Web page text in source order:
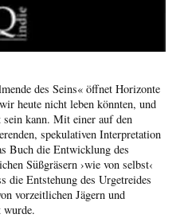
des Seins« öffnet Horizonte
heute nicht leben könnten, und
kann. Mit einer auf den
spekulativen Interpretation
Buch die Entwicklung des
Süßgräsern ›wie von selbst‹
die Entstehung des Urgetreides
vorzeitlichen Jägern und
wurde.